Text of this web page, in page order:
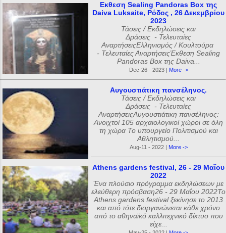
Εκθεση Sealing Pandoras Box της
Daiva Luksaite, Ρόδος , 26 Δεκεμβρίου
2023
Τάσεις / Εκδηλώσεις και
Δράσεις - Τελευταίες
ΑναρτήσειςΕλληνισμός / Κουλτούρα
- Τελευταίες ΑναρτήσειςΈκθεση Sealing
Pandoras Box της Daiva...
Dec-26 - 2023 | More ->
Αυγουστιάτικη πανσέληνος.
Τάσεις / Εκδηλώσεις και
Δράσεις - Τελευταίες
ΑναρτήσειςΑυγουστιάτικη πανσέληνος:
Ανοιχτοί 105 αρχαιολογικοί χώροι σε όλη
τη χώρα Το υπουργείο Πολιτισμού και
Αθλητισμού...
Aug-11 - 2022 | More ->
Athens gardens festival, 26 - 29 Μαΐου
2022
Ένα πλούσιο πρόγραμμα εκδηλώσεων με
ελεύθερη πρόσβαση26 - 29 Μαΐου 2022Το
Athens gardens festival ξεκίνησε το 2013
και από τότε διοργανώνεται κάθε χρόνο
από το αθηναϊκό καλλιτεχνικό δίκτυο που
είχε...